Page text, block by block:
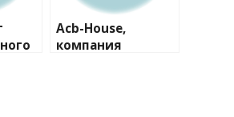
Acb-House,
компания